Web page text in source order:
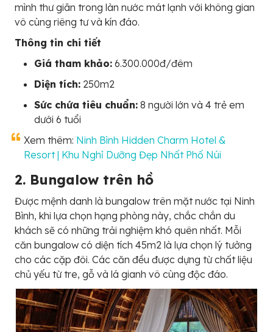
mình thư giãn trong làn nước mát lạnh với không gian
vô cùng riêng tư và kín đáo.
Thông tin chi tiết
Giá tham khảo: 6.300.000đ/đêm
Diện tích: 250m2
Sức chứa tiêu chuẩn: 8 người lớn và 4 trẻ em
dưới 6 tuổi
Xem thêm: Ninh Bình Hidden Charm Hotel &
Resort | Khu Nghỉ Dưỡng Đẹp Nhất Phố Núi
2. Bungalow trên hồ
Được mệnh danh là bungalow trên mặt nước tại Ninh
Bình, khi lựa chọn hạng phòng này, chắc chắn du
khách sẽ có những trải nghiệm khó quên nhất. Mỗi
căn bungalow có diện tích 45m2 là lựa chọn lý tưởng
cho các cặp đôi. Các căn đều được dựng từ chất liệu
chủ yếu từ tre, gỗ và lá gianh vô cùng độc đáo.